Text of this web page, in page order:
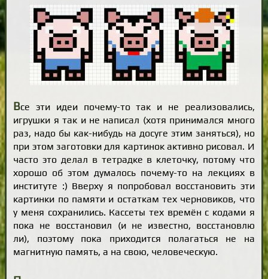
Все эти идеи почему-то так и не реализовались,
игрушки я так и не написал (хотя принимался много
раз, надо бы как-нибудь на досуге этим заняться), но
при этом заготовки для картинок активно рисовал. И
часто это делал в тетрадке в клеточку, потому что
хорошо об этом думалось почему-то на лекциях в
институте :) Вверху я попробовал восстановить эти
картинки по памяти и остаткам тех черновиков, что
у меня сохранились. Кассеты тех времён с кодами я
пока не восстановил (и не известно, восстановлю
ли), поэтому пока приходится полагаться не на
магнитную память, а на свою, человеческую.